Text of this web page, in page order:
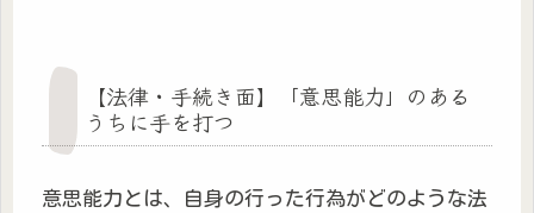
【法律・手続き面】「意思能力」のある
うちに手を打つ
意思能力とは、自身の行った行為がどのような法